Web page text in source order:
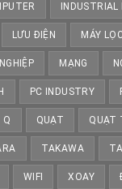
INDUSTRIAL
LƯU ĐIỆN MÁY
MẠNG
PC INDUSTRY
Q QUẠT QUẠT
TAKAWA
WIFI XOAY